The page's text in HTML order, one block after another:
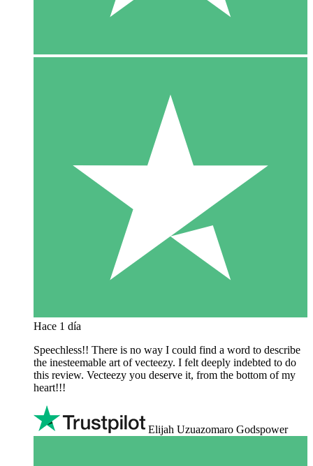
Hace 1 día
Speechless!! There is no way I could find a word to describe
the inesteemable art of vecteezy. I felt deeply indebted to do
this review. Vecteezy you deserve it, from the bottom of my
heart!!!
Elijah Uzuazomaro Godspower